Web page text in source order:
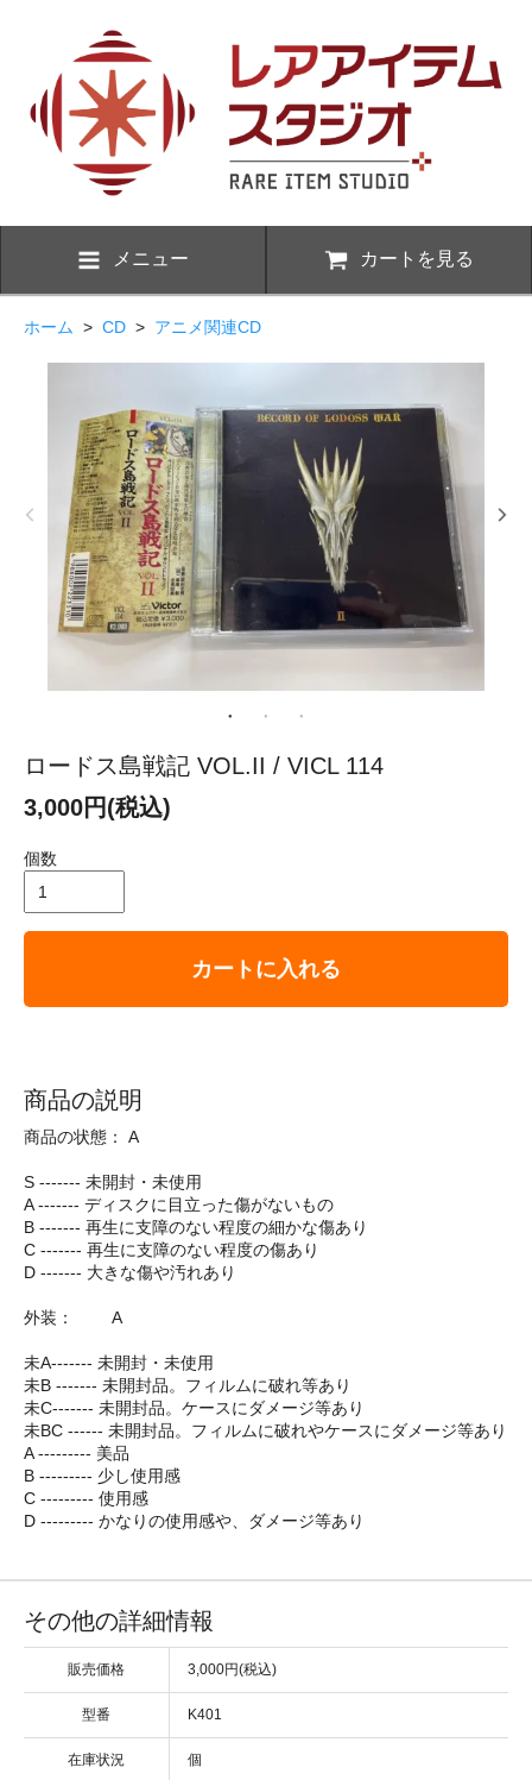
メニュー カートを見る
ホーム > CD > アニメ関連CD
ロードス島戦記 VOL.II / VICL 114
3,000円(税込)
個数
カートに入れる
商品の説明
商品の状態： A
S ------- 未開封・未使用
A ------- ディスクに目立った傷がないもの
B ------- 再生に支障のない程度の細かな傷あり
C ------- 再生に支障のない程度の傷あり
D ------- 大きな傷や汚れあり
外装： A
未A------- 未開封・未使用
未B ------- 未開封品。フィルムに破れ等あり
未C------- 未開封品。ケースにダメージ等あり
未BC ------ 未開封品。フィルムに破れやケースにダメージ等あり
A --------- 美品
B --------- 少し使用感
C --------- 使用感
D --------- かなりの使用感や、ダメージ等あり
その他の詳細情報
販売価格 3,000円(税込)
型番 K401
在庫状況 個